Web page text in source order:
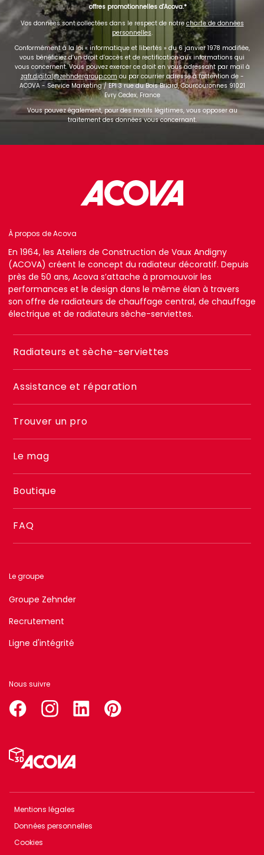
offres promotionnelles d'Acova.
Vos données sont collectées dans le respect de notre charte de données
personnelles.
Conformément à la loi « informatique et libertés » du 6 janvier 1978 modifiée,
vous bénéficiez d’un droit d’accès et de rectification aux informations qui
vous concernent. Vous pouvez exercer ce droit en vous adressant par mail à
zgfr.digital@zehndergroup.com ou par courrier adressé à l'attention de -
ACOVA - Service Marketing / EPI 3 rue du Bois Briard, Courcouronnes 91021
Evry Cedex, France
Vous pouvez également, pour des motifs légitimes, vous opposer au
traitement des données vous concernant.
À propos de Acova
En 1964, les Ateliers de Construction de Vaux Andigny
(ACOVA) créent le concept du radiateur décoratif. Depuis
près de 50 ans, Acova s’attache à promouvoir les
performances et le design dans le même élan à travers
son offre de radiateurs de chauffage central, de chauffage
électrique et de radiateurs sèche-serviettes.
Menu
footer
2
Radiateurs et sèche-serviettes
Assistance et réparation
Trouver un pro
Le mag
Boutique
FAQ
Le groupe
Groupe Zehnder
Recrutement
Ligne d'intégrité
Nous suivre
facebookinstagramlinkedin pinterest
Menu
de
page
Menu
Footer
Mentions légales
Données personnelles
Cookies